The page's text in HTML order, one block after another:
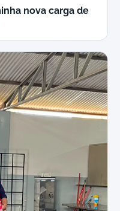
nova carga de